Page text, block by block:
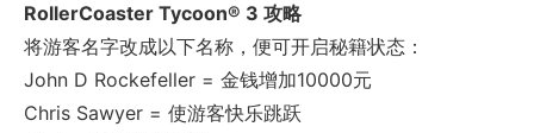
RollerCoaster Tycoon® 3 攻略
将游客名字改成以下名称，便可开启秘籍状态：
John D Rockefeller = 金钱增加10000元
Chris Sawyer = 使游客快乐跳跃